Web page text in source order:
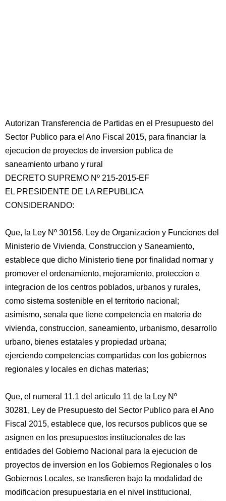
Autorizan Transferencia de Partidas en el Presupuesto del
Sector Publico para el Ano Fiscal 2015, para financiar la
ejecucion de proyectos de inversion publica de
saneamiento urbano y rural
DECRETO SUPREMO Nº 215-2015-EF
EL PRESIDENTE DE LA REPUBLICA
CONSIDERANDO:
Que, la Ley Nº 30156, Ley de Organizacion y Funciones del
Ministerio de Vivienda, Construccion y Saneamiento,
establece que dicho Ministerio tiene por finalidad normar y
promover el ordenamiento, mejoramiento, proteccion e
integracion de los centros poblados, urbanos y rurales,
como sistema sostenible en el territorio nacional;
asimismo, senala que tiene competencia en materia de
vivienda, construccion, saneamiento, urbanismo, desarrollo
urbano, bienes estatales y propiedad urbana;
ejerciendo competencias compartidas con los gobiernos
regionales y locales en dichas materias;
Que, el numeral 11.1 del articulo 11 de la Ley Nº
30281, Ley de Presupuesto del Sector Publico para el Ano
Fiscal 2015, establece que, los recursos publicos que se
asignen en los presupuestos institucionales de las
entidades del Gobierno Nacional para la ejecucion de
proyectos de inversion en los Gobiernos Regionales o los
Gobiernos Locales, se transfieren bajo la modalidad de
modificacion presupuestaria en el nivel institucional,